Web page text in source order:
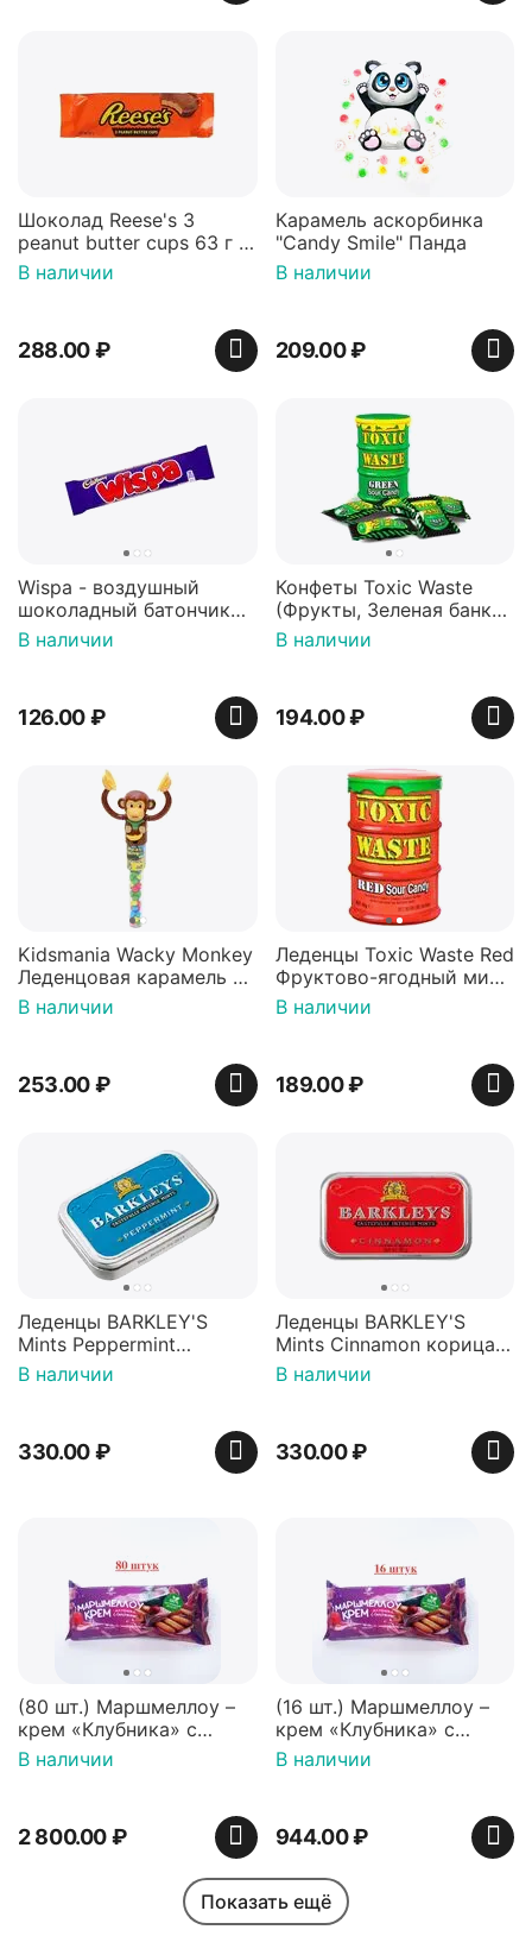
Шоколад Reese's 3
peanut butter cups 63 г с
арахисовой пастой
В наличии
288.00₽
Карамель аскорбинка
"Candy Smile" Панда
В наличии
209.00₽
Wispa - воздушный
шоколадный батончик
36 гр
В наличии
126.00₽
Конфеты Toxic Waste
(Фрукты, Зеленая банка,
42 гр).
В наличии
194.00₽
Kidsmania Wacky Monkey
Леденцовая карамель с
игрушкой Ваки Манки
12г, Китай
В наличии
253.00₽
Леденцы Toxic Waste Red
Фруктово-ягодный микс
Красная банка 42 г,
Пакистан
В наличии
189.00₽
Леденцы BARKLEY'S
Mints Peppermint
перечная мята 50г,
Нидерланды
В наличии
330.00₽
Леденцы BARKLEY'S
Mints Cinnamon корица
50г, Нидерланды
В наличии
330.00₽
(80 шт.) Маршмеллоу –
крем «Клубника» с
палочками (ТМ
«Зефирный Лео»)
В наличии
2 800.00₽
(16 шт.) Маршмеллоу –
крем «Клубника» с
палочками (ТМ
«Зефирный Лео»)
В наличии
944.00₽
Показать ещё